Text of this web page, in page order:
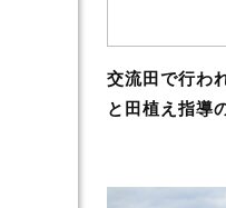
交流田で行わ
と田植え指導